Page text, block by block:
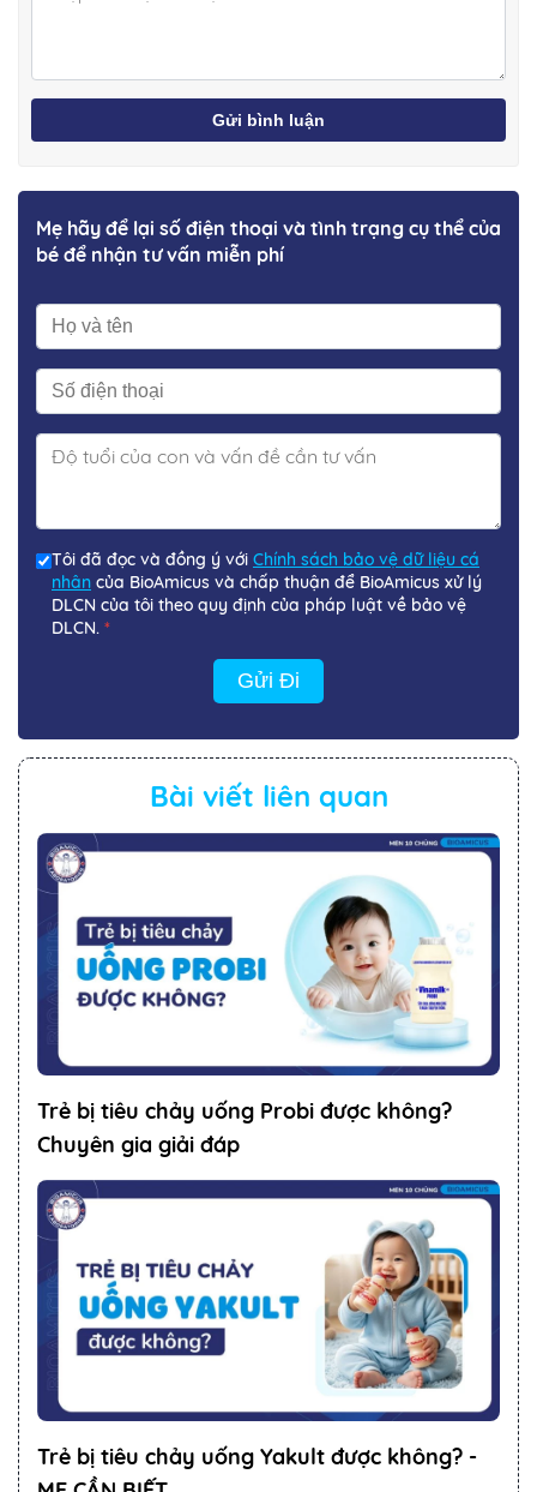
Gửi bình luận
Mẹ hãy để lại số điện thoại và tình trạng cụ thể của
bé để nhận tư vấn miễn phí
Tôi đã đọc và đồng ý với Chính sách bảo vệ dữ liệu cá
nhân của BioAmicus và chấp thuận để BioAmicus xử lý
DLCN của tôi theo quy định của pháp luật về bảo vệ
DLCN. *
Gửi Đi
Bài viết liên quan
Trẻ bị tiêu chảy uống Probi được không?
Chuyên gia giải đáp
Trẻ bị tiêu chảy uống Yakult được không? -